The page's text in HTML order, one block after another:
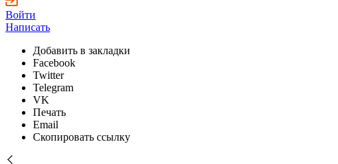
Войти
Написать
Добавить в закладки
Facebook
Twitter
Telegram
VK
Печать
Email
Скопировать ссылку